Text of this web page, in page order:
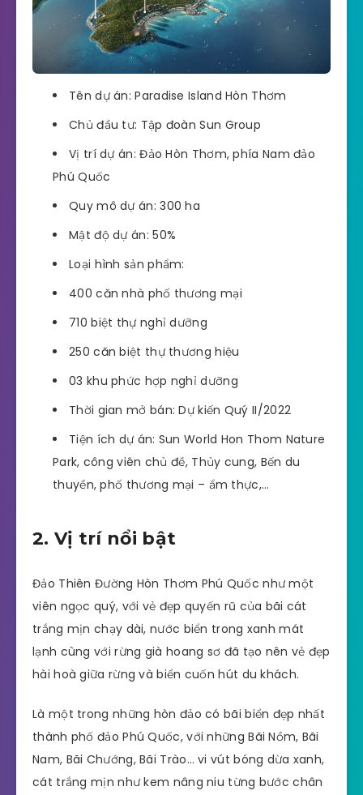
Tên dự án: Paradise Island Hòn Thơm
Chủ đầu tư: Tập đoàn Sun Group
Vị trí dự án: Đảo Hòn Thơm, phía Nam đảo
Phú Quốc
Quy mô dự án: 300 ha
Mật độ dự án: 50%
Loại hình sản phẩm:
400 căn nhà phố thương mại
710 biệt thự nghỉ dưỡng
250 căn biệt thự thương hiệu
03 khu phức hợp nghỉ dưỡng
Thời gian mở bán: Dự kiến Quý II/2022
Tiện ích dự án: Sun World Hon Thom Nature
Park, công viên chủ đề, Thủy cung, Bến du
thuyền, phố thương mại – ẩm thực,…
2. Vị trí nổi bật
Đảo Thiên Đường Hòn Thơm Phú Quốc như một
viên ngọc quý, với vẻ đẹp quyến rũ của bãi cát
trắng mịn chạy dài, nước biển trong xanh mát
lạnh cùng với rừng già hoang sơ đã tạo nên vẻ đẹp
hài hoà giữa rừng và biển cuốn hút du khách.
Là một trong những hòn đảo có bãi biển đẹp nhất
thành phố đảo Phú Quốc, với những Bãi Nồm, Bãi
Nam, Bãi Chướng, Bãi Trào… vi vút bóng dừa xanh,
cát trắng mịn như kem nâng niu từng bước chân